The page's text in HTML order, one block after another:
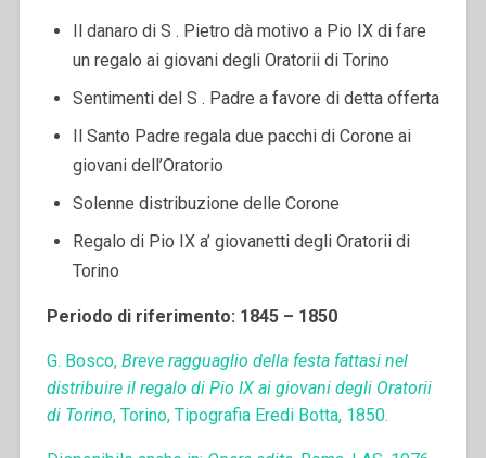
Il danaro di S . Pietro dà motivo a Pio IX di fare
un regalo ai giovani degli Oratorii di Torino
Sentimenti del S . Padre a favore di detta offerta
Il Santo Padre regala due pacchi di Corone ai
giovani dell’Oratorio
Solenne distribuzione delle Corone
Regalo di Pio IX a’ giovanetti degli Oratorii di
Torino
Periodo di riferimento: 1845 – 1850
G. Bosco, Breve ragguaglio della festa fattasi nel
distribuire il regalo di Pio IX ai giovani degli Oratorii
di Torino, Torino, Tipografia Eredi Botta, 1850.